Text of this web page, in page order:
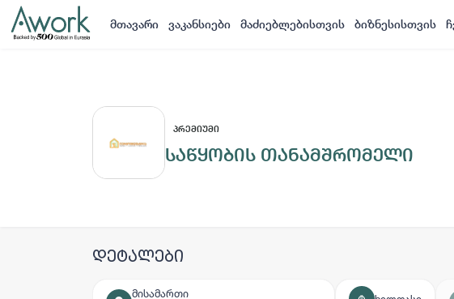
მთავარი ვაკანსიები მაძიებლებისთვის ბიზნესისთვის
ᲞᲠᲔᲛᲘᲣᲛᲘ
საწყობის თანამშრომელი
დეტალები
მისამართი